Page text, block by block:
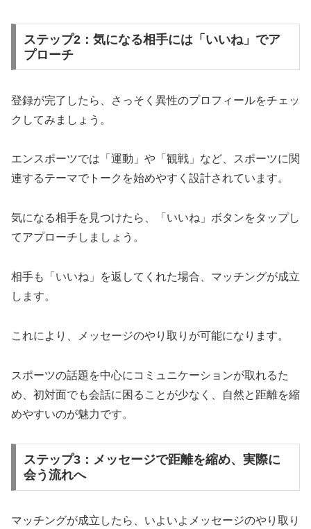
ステップ2：気になる相手には「いいね」でア
プローチ
登録が完了したら、さっそく異性のプロフィールをチェッ
クしてみましょう。
エンスポーツでは「運動」や「観戦」など、スポーツに関
連するテーマでトークを始めやすく設計されています。
気になる相手を見つけたら、「いいね」ボタンをタップし
てアプローチしましょう。
相手も「いいね」を返してくれた場合、マッチングが成立
します。
これにより、メッセージのやり取りが可能になります。
スポーツの話題を中心にコミュニケーションが取れるた
め、初対面でも会話に困ることが少なく、自然と距離を縮
めやすいのが魅力です。
ステップ3：メッセージで距離を縮め、実際に
会う流れへ
マッチングが成立したら、いよいよメッセージのやり取り